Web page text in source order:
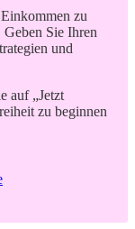
zu
Sie Ihren
und
auf „Jetzt
zu beginnen